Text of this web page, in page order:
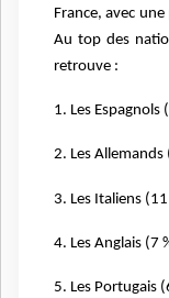
France, avec
Au top des
retrouve :
1. Les Espagnols
2. Les Allemands
3. Les Italiens
4. Les Anglais (7
5. Les Portugais